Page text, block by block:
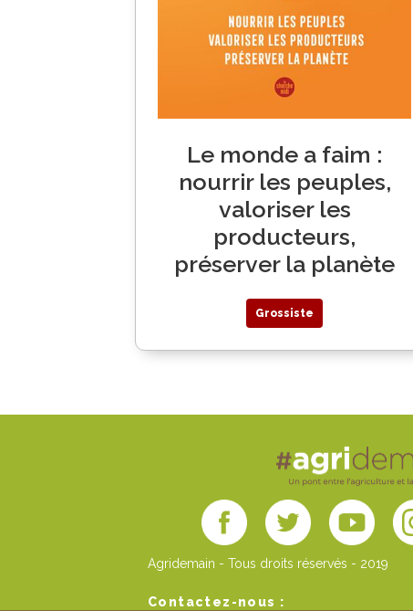
Le monde a faim :
nourrir les peuples,
valoriser les
producteurs,
préserver la planète
Grossiste
Agridemain - Tous droits réservés - 2019
Contactez-nous :